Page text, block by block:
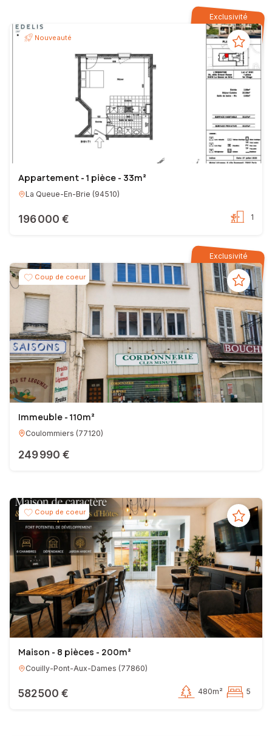
Exclusivité
Nouveauté
Appartement - 1 pièce - 33m²
La Queue-En-Brie (94510)
196 000 € 1
Exclusivité
Coup de coeur
Immeuble - 110m²
Coulommiers (77120)
249 990 €
Coup de coeur
Maison - 8 pièces - 200m²
Couilly-Pont-Aux-Dames (77860)
582 500 € 480m² 5